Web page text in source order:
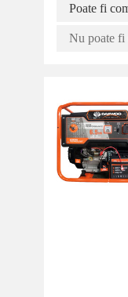
Poate fi
Nu poate fi